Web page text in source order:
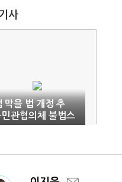
사
막을 법 개정 추
관협의체 불법스
응 강화